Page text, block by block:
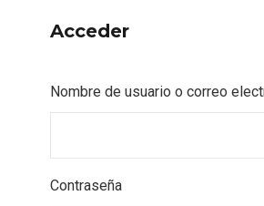
Acceder
Nombre de usuario o correo
Contraseña